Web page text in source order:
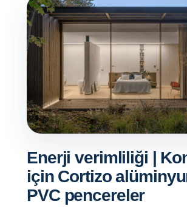
Enerji verimliliği |
için Cortizo
PVC pencereler